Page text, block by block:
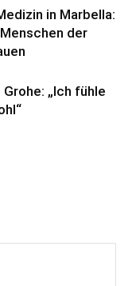
in Marbella:
der
„Ich fühle